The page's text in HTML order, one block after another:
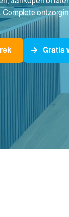
Complete
Gratis